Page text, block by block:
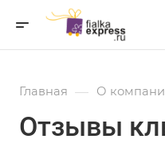
Главная — О
Отзывы